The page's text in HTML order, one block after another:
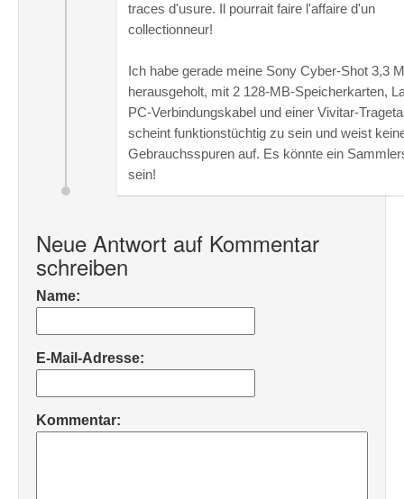
traces d'usure. Il pourrait faire l'affaire d'un
collectionneur!
Ich habe gerade meine Sony Cyber-Shot 3,3
herausgeholt, mit 2 128-MB-Speicherkarten,
PC-Verbindungskabel und einer Vivitar-
scheint funktionstüchtig zu sein und weist
Gebrauchsspuren auf. Es könnte ein
sein!
Neue Antwort auf Kommentar
schreiben
Name:
E-Mail-Adresse:
Kommentar: